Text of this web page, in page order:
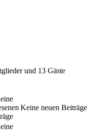
und 13 Gäste
Keine neuen Beiträge